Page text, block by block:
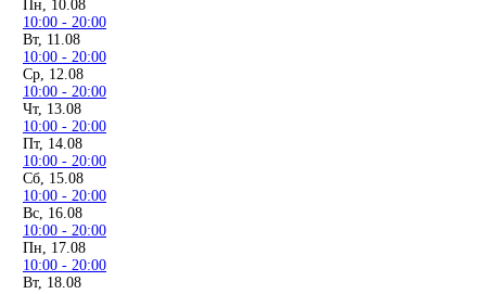
Пн, 10.08
10:00 - 20:00
Вт, 11.08
10:00 - 20:00
Ср, 12.08
10:00 - 20:00
Чт, 13.08
10:00 - 20:00
Пт, 14.08
10:00 - 20:00
Сб, 15.08
10:00 - 20:00
Вс, 16.08
10:00 - 20:00
Пн, 17.08
10:00 - 20:00
Вт, 18.08